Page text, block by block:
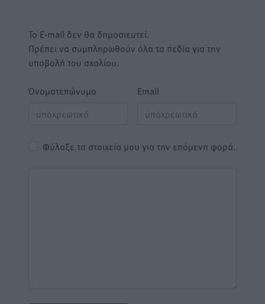
Το E-mail δεν θα δημοσιευτεί.
Πρέπει να συμπληρωθούν όλα τα πεδία για την
υποβολή του σχολίου.
Όνοματεπώνυμο Email
Φύλαξε τα στοιχεία μου για την επόμενη φορά.